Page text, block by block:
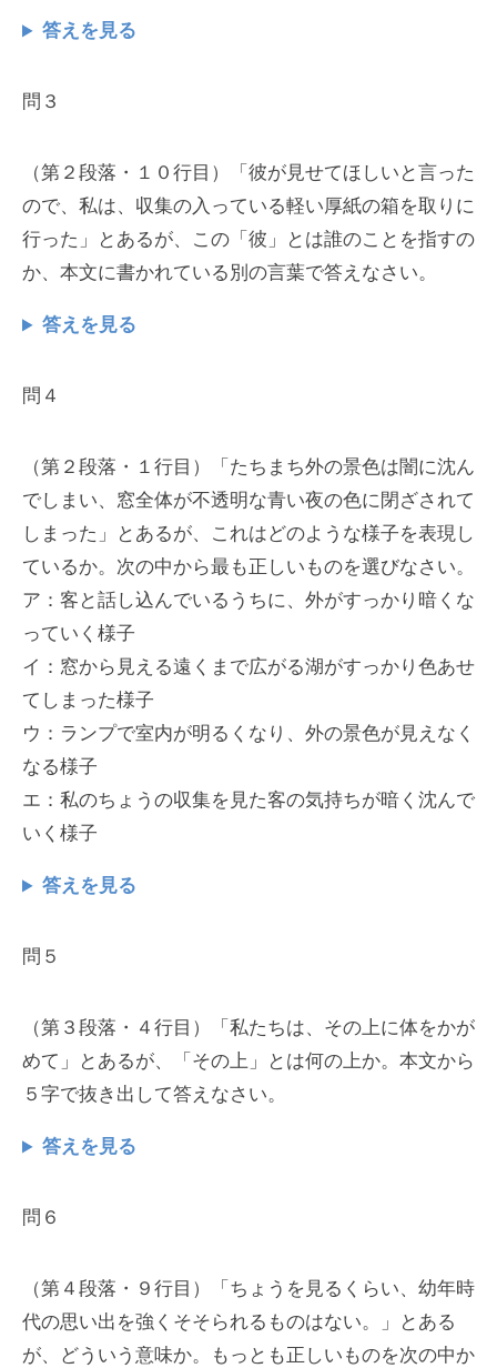
答えを見る
問３
（第２段落・１０行目）「彼が見せてほしいと言った
ので、私は、収集の入っている軽い厚紙の箱を取りに
行った」とあるが、この「彼」とは誰のことを指すの
か、本文に書かれている別の言葉で答えなさい。
答えを見る
問４
（第２段落・１行目）「たちまち外の景色は闇に沈ん
でしまい、窓全体が不透明な青い夜の色に閉ざされて
しまった」とあるが、これはどのような様子を表現し
ているか。次の中から最も正しいものを選びなさい。
ア：客と話し込んでいるうちに、外がすっかり暗くな
っていく様子
イ：窓から見える遠くまで広がる湖がすっかり色あせ
てしまった様子
ウ：ランプで室内が明るくなり、外の景色が見えなく
なる様子
エ：私のちょうの収集を見た客の気持ちが暗く沈んで
いく様子
答えを見る
問５
（第３段落・４行目）「私たちは、その上に体をかが
めて」とあるが、「その上」とは何の上か。本文から
５字で抜き出して答えなさい。
答えを見る
問６
（第４段落・９行目）「ちょうを見るくらい、幼年時
代の思い出を強くそそられるものはない。」とある
が、どういう意味か。もっとも正しいものを次の中か